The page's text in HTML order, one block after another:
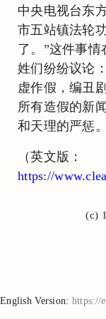
中央电视台东
市五站镇法轮
了。”这件事
姓们纷纷议论
虚作假，编丑
所有造假的新
和天理的严惩。
（英文版：
https://
(c)
English Version: https://